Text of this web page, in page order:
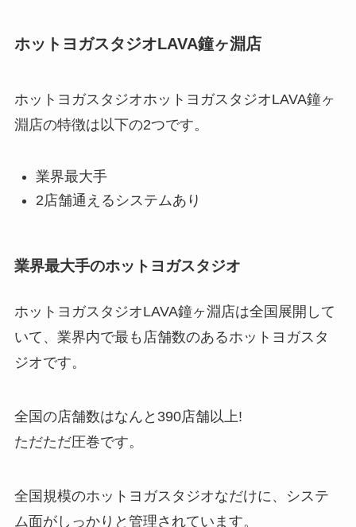
ホットヨガスタジオLAVA鐘ヶ淵店
ホットヨガスタジオホットヨガスタジオLAVA鐘ヶ
淵店の特徴は以下の2つです。
業界最大手
2店舗通えるシステムあり
業界最大手のホットヨガスタジオ
ホットヨガスタジオLAVA鐘ヶ淵店は全国展開して
いて、業界内で最も店舗数のあるホットヨガスタ
ジオです。
全国の店舗数はなんと 390店舗以上!
ただただ圧巻です。
全国規模のホットヨガスタジオなだけに、システ
ム面がしっかりと管理されています。